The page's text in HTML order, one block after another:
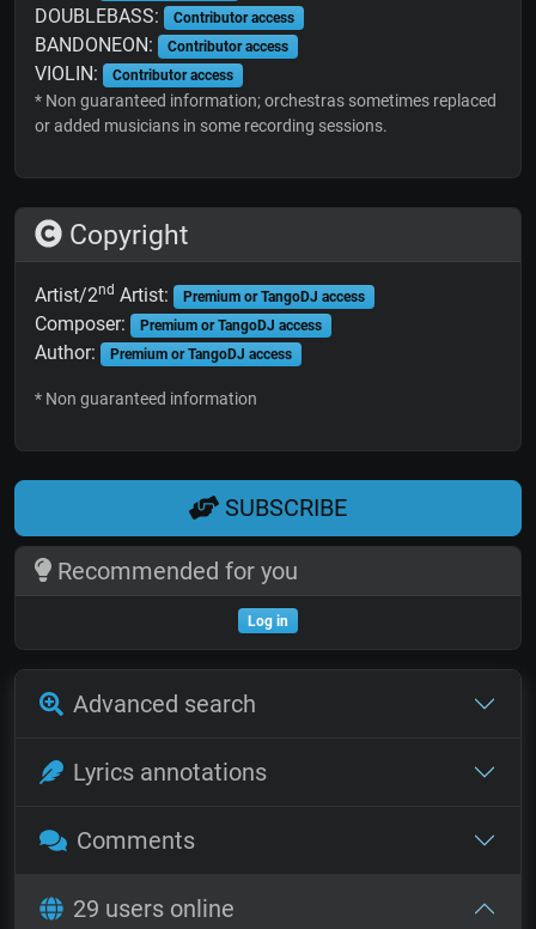
DOUBLEBASS: Contributor access
BANDONEON: Contributor access
VIOLIN: Contributor access
* Non guaranteed information; orchestras sometimes replaced
or added musicians in some recording sessions.
Copyright
Artist/2nd Artist: Premium or TangoDJ access
Composer: Premium or TangoDJ access
Author: Premium or TangoDJ access
* Non guaranteed information
SUBSCRIBE
Recommended for you
Log in
Advanced search
Lyrics annotations
Comments
29 users online